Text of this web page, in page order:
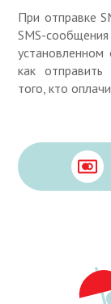
При отправке
SMS-
как отправить
того, кто